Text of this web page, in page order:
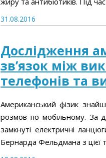
31.08.2016
Дослідження
зв’язок між
телефонів та
Американський фізик
розмов по мобільному. За
замкнуті електричні
Бернарда Фельдмана з цієї